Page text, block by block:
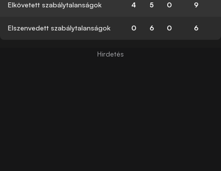
Elkövetett szabálytalanságok 4 5 0 9
Elszenvedett szabálytalanságok 0 6 0 6